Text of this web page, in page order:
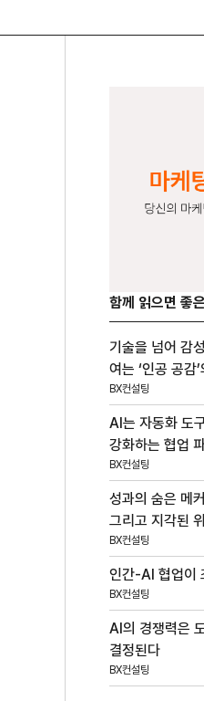
함께 읽으면 좋
기술을 넘어 감
여는 ‘인공 공감’
BX컨설팅
AI는 자동화 도
강화하는 협업
BX컨설팅
성과의 숨은 메
그리고 지각된
BX컨설팅
인간-AI 협업이
BX컨설팅
AI의 경쟁력은
결정된다
BX컨설팅